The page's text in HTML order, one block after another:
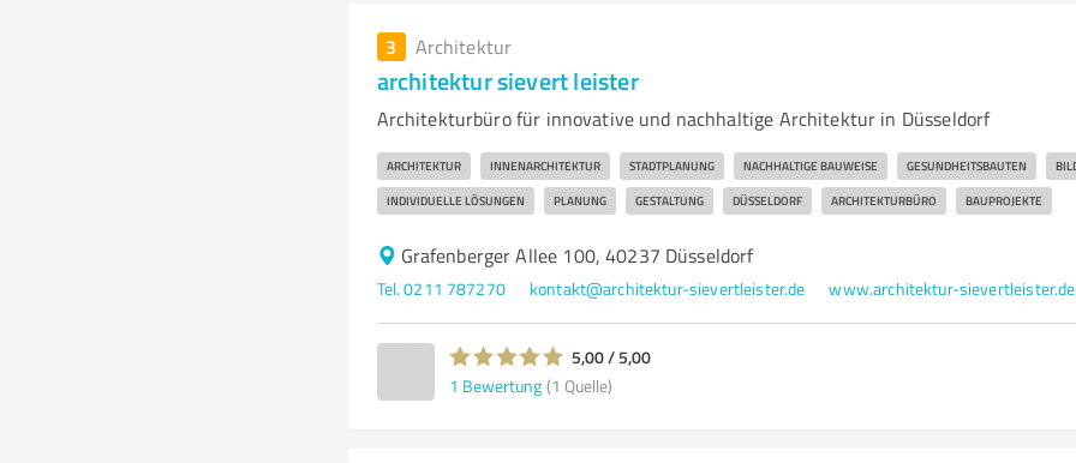
3 Architektur
architektur sievert leister
Architekturbüro für innovative und nachhaltige Architektur in Düsseldorf
ARCHITEKTUR INNENARCHITEKTUR STADTPLANUNG NACHHALTIGE BAUWEISE GESUNDHEITSBAUTEN
INDIVIDUELLE LÖSUNGEN PLANUNG GESTALTUNG DÜSSELDORF ARCHITEKTURBÜRO BAUPROJEKTE
Grafenberger Allee 100, 40237 Düsseldorf
Tel. 0211 787270 kontakt@architektur-sievertleister.de www.architektur-
5,00 / 5,00
1 Bewertung (1 Quelle)